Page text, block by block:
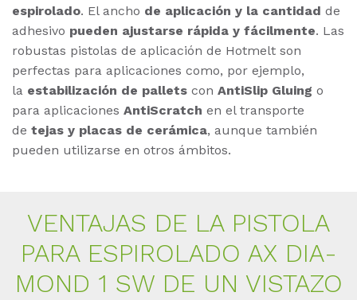
espirolado. El ancho de aplicación y la cantidad de
adhesivo pueden ajustarse rápida y fácilmente. Las
robustas pistolas de aplicación de Hotmelt son
perfectas para aplicaciones como, por ejemplo,
la estabilización de pallets con AntiSlip Gluing o
para aplicaciones AntiScratch en el transporte
de tejas y placas de cerámica, aunque también
pueden utilizarse en otros ámbitos.
VEN­TA­JAS DE LA PIS­TO­LA
PARA ES­PI­RO­LA­DO AX DIA­
MOND 1 SW DE UN VIS­TA­ZO